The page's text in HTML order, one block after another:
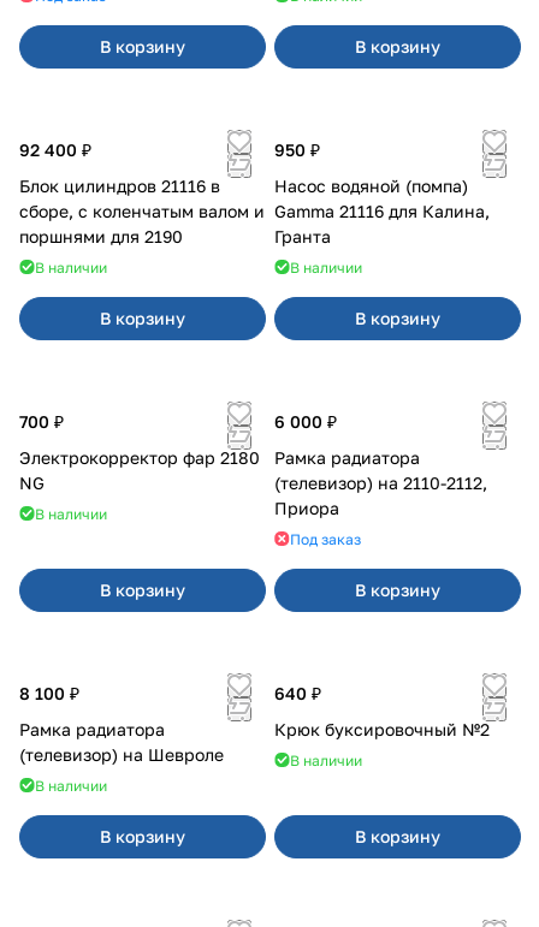
В корзину В корзину
92 400 ₽
Блок цилиндров 21116 в
сборе, с коленчатым валом и
поршнями для 2190
В наличии
В корзину
950 ₽
Насос водяной (помпа)
Gamma 21116 для Калина,
Гранта
В наличии
В корзину
700 ₽
Электрокорректор фар 2180
NG
В наличии
В корзину
6 000 ₽
Рамка радиатора
(телевизор) на 2110-2112,
Приора
Под заказ
В корзину
8 100 ₽
Рамка радиатора
(телевизор) на Шевроле
В наличии
В корзину
640 ₽
Крюк буксировочный №2
В наличии
В корзину